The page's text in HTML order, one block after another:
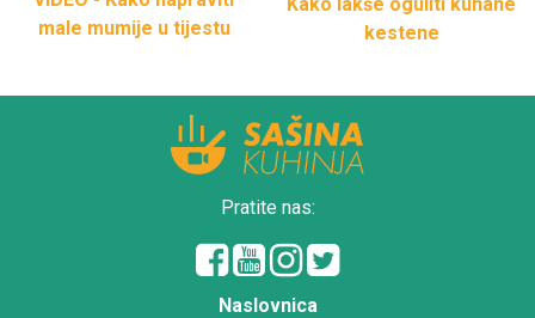
male mumije u tijestu
kestene
Pratite nas:
Naslovnica